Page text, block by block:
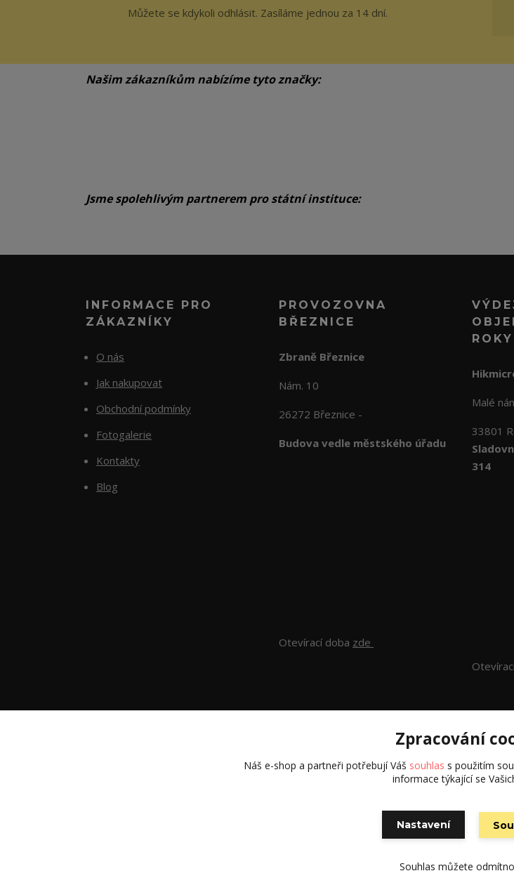
Můžete se kdykoli odhlásit. Zasíláme jednou za 14 dní.
Našim zákazníkům nabízíme tyto značky:
Jsme spolehlivým partnerem pro státní instituce:
INFORMACE PRO
ZÁKAZNÍKY
O nás
Jak nakupovat
Obchodní podmínky
Fotogalerie
Kontakty
Blog
PROVOZOVNA
BŘEZNICE
Zbraně Březnice
Nám. 10
26272 Březnice -
Budova vedle městského úřadu
Otevírací doba zde
Malé
33801
314
Všechna práva vyhrazena
Zpracování
Náš e-shop a partneři potřebují Váš souhlas s použitím
informace týkající se
Nastavení
Souhlas můžete